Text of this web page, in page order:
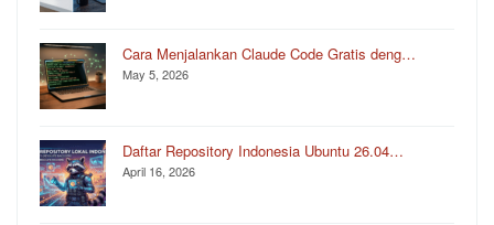
Cara Menjalankan Claude Code Gratis deng…
May 5, 2026
Daftar Repository Indonesia Ubuntu 26.04…
April 16, 2026